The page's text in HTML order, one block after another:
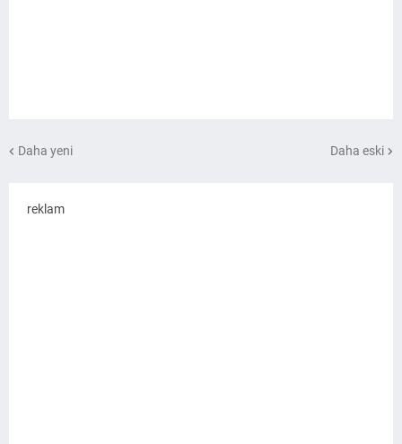
Daha yeni Daha eski
reklam